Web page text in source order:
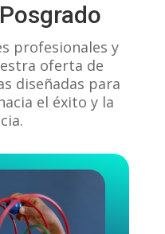
profesionales y
oferta de
diseñadas para
el éxito y la